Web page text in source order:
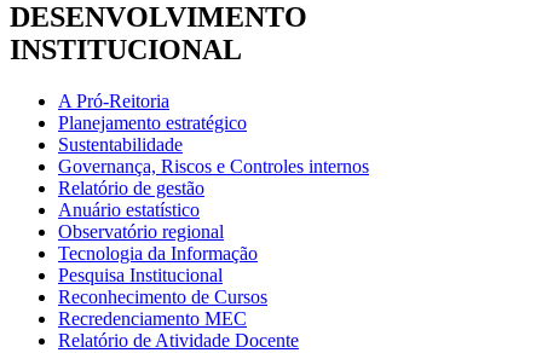
DESENVOLVIMENTO
INSTITUCIONAL
A Pró-Reitoria
Planejamento estratégico
Sustentabilidade
Governança, Riscos e Controles internos
Relatório de gestão
Anuário estatístico
Observatório regional
Tecnologia da Informação
Pesquisa Institucional
Reconhecimento de Cursos
Recredenciamento MEC
Relatório de Atividade Docente